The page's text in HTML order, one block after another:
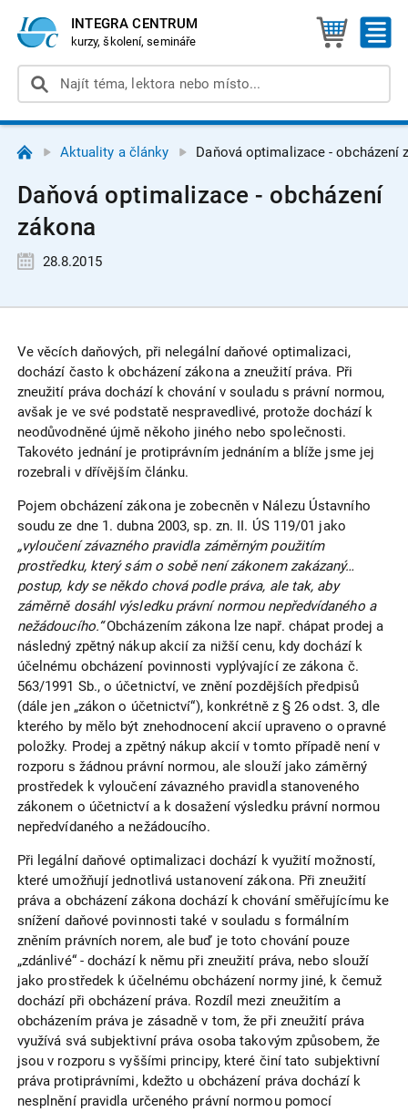
INTEGRA CENTRUM
kurzy, školení, semináře
Aktuality a články Daňová optimalizace - obcházení
Daňová optimalizace - obcházení
zákona
28.8.2015
Ve věcích daňových, při nelegální daňové optimalizaci,
dochází často k obcházení zákona a zneužití práva. Při
zneužití práva dochází k chování v souladu s právní normou,
avšak je ve své podstatě nespravedlivé, protože dochází k
neodůvodněné újmě někoho jiného nebo společnosti.
Takovéto jednání je protiprávním jednáním a blíže jsme jej
rozebrali v dřívějším článku.
Pojem obcházení zákona je zobecněn v Nálezu Ústavního
soudu ze dne 1. dubna 2003, sp. zn. II. ÚS 119/01 jako
„vyloučení závazného pravidla záměrným použitím
prostředku, který sám o sobě není zákonem zakázaný…
postup, kdy se někdo chová podle práva, ale tak, aby
záměrně dosáhl výsledku právní normou nepředvídaného a
nežádoucího.“Obcházením zákona lze např. chápat prodej a
následný zpětný nákup akcií za nižší cenu, kdy dochází k
účelnému obcházení povinnosti vyplývající ze zákona č.
563/1991 Sb., o účetnictví, ve znění pozdějších předpisů
(dále jen „zákon o účetnictví“), konkrétně z § 26 odst. 3, dle
kterého by mělo být znehodnocení akcií upraveno o opravné
položky. Prodej a zpětný nákup akcií v tomto případě není v
rozporu s žádnou právní normou, ale slouží jako záměrný
prostředek k vyloučení závazného pravidla stanoveného
zákonem o účetnictví a k dosažení výsledku právní normou
nepředvídaného a nežádoucího.
Při legální daňové optimalizaci dochází k využití možností,
které umožňují jednotlivá ustanovení zákona. Při zneužití
práva a obcházení zákona dochází k chování směřujícímu ke
snížení daňové povinnosti také v souladu s formálním
zněním právních norem, ale buď je toto chování pouze
„zdánlivé“ - dochází k němu při zneužití práva, nebo slouží
jako prostředek k účelnému obcházení normy jiné, k čemuž
dochází při obcházení práva. Rozdíl mezi zneužitím a
obcházením práva je zásadně v tom, že při zneužití práva
využívá svá subjektivní práva osoba takovým způsobem, že
jsou v rozporu s vyššími principy, které činí tato subjektivní
práva protiprávními, kdežto u obcházení práva dochází k
nesplnění pravidla určeného právní normou pomocí